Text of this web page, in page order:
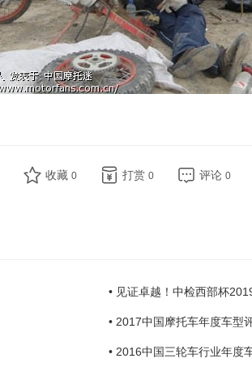
收藏 0 打赏 0 评论 0
• 见证卓越！中检西部杯
• 2017中国摩托车年度车型
• 2016中国三轮车行业年度